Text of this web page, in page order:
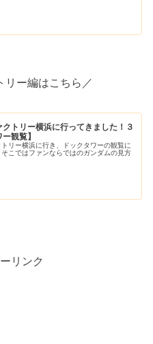
リー編はこちら／
クトリー横浜に行ってきました！３
観覧】
リー横浜に行き、ドックタワーの観覧に
こではファンならではのガンダムの見方
リンク